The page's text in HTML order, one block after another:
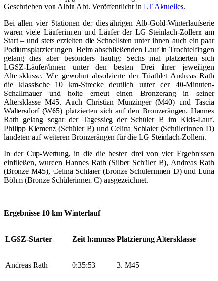
Geschrieben von Albin Abt. Veröffentlicht in LT Aktuelles.
Bei allen vier Stationen der diesjährigen Alb-Gold-Winterlaufserie
waren viele Läuferinnen und Läufer der LG Steinlach-Zollern am
Start – und stets erzielten die Schnellsten unter ihnen auch ein paar
Podiumsplatzierungen. Beim abschließenden Lauf in Trochtelfingen
gelang dies aber besonders häufig: Sechs mal platzierten sich
LGSZ-Läufer/innen unter den besten Drei ihrer jeweiligen
Altersklasse. Wie gewohnt absolvierte der Triathlet Andreas Rath
die klassische 10 km-Strecke deutlich unter der 40-Minuten-
Schallmauer und holte erneut einen Bronzerang in seiner
Altersklasse M45. Auch Christian Munzinger (M40) und Tascia
Waltersdorf (W65) platzierten sich auf den Bronzerängen. Hannes
Rath gelang sogar der Tagessieg der Schüler B im Kids-Lauf.
Philipp Klemenz (Schüler B) und Celina Schlaier (Schülerinnen D)
landeten auf weiteren Bronzerängen für die LG Steinlach-Zollern.
In der Cup-Wertung, in die die besten drei von vier Ergebnissen
einfließen, wurden Hannes Rath (Silber Schüler B), Andreas Rath
(Bronze M45), Celina Schlaier (Bronze Schülerinnen D) und Luna
Böhm (Bronze Schülerinnen C) ausgezeichnet.
Ergebnisse 10 km Winterlauf
LGSZ-Starter Zeit h:mm:ss Platzierung Altersklasse
Andreas Rath 0:35:53 3. M45